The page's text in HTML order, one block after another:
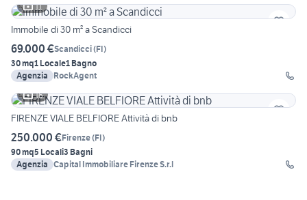
11
Immobile di 30 m² a Scandicci
69.000 €Scandicci(FI)
30 mq1 Locale1 Bagno
Agenzia
RockAgent
16
FIRENZE VIALE BELFIORE Attività di bnb
250.000 €Firenze(FI)
90 mq5 Locali3 Bagni
Agenzia Capital Immobiliare Firenze S.r.l